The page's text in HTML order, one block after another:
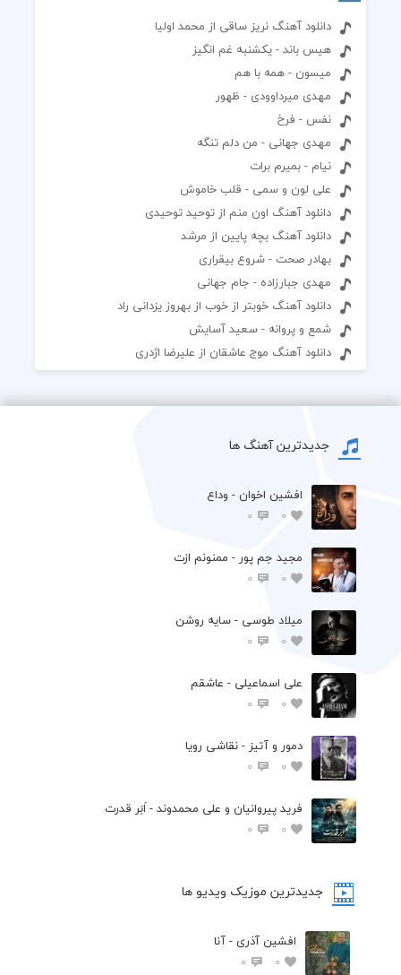
دانلود آهنگ نریز ساقی از محمد اولیا
هیس باند - یکشنبه غم انگیز
میسون - همه با هم
مهدی میرداوودی - ظهور
نفس - فرخ
مهدی جهانی - من دلم تنگه
نیام - بمیرم برات
علی لون و سمی - قلب خاموش
دانلود آهنگ اون منم از توحید توحیدی
دانلود آهنگ بچه پایین از مرشد
بهادر صحت - شروع بیقراری
مهدی جبارزاده - جام جهانی
دانلود آهنگ خوبتر از خوب از بهروز یزدانی راد
شمع و پروانه - سعید آسایش
دانلود آهنگ موج عاشقان از علیرضا اژدری
جدیدترین آهنگ ها
افشين اخوان - وداع
0
0
مجید جم پور - ممنونم ازت
0
0
میلاد طوسی - سایه روشن
0
0
علی اسماعیلی - عاشقم
0
0
دمور و آتیز - نقاشی رویا
0
0
فرید پیروانیان و علی محمدوند - اَبَر قدرت
0
0
جدیدترین موزیک ویدیو ها
افشین آذری - آنا
0
0